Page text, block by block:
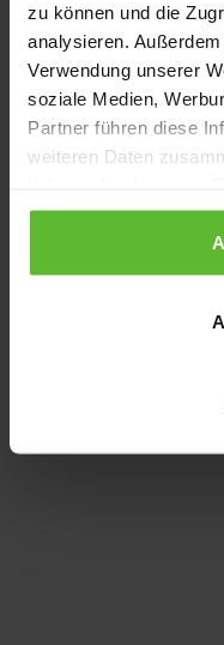
zu können und die
analysieren.
Verwendung unserer
soziale Medien,
Partner führen diese
weiteren Daten
gesammelt haben.
Application error: a
loading